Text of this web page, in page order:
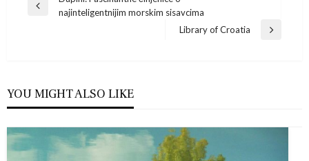
Previousnajinteligentnijim morskim sisavcima
Next
Library of Croatia
YOU MIGHT ALSO LIKE